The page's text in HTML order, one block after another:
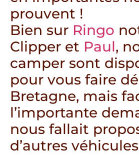
prouvent !
Bien sur Ringo
Clipper et Paul,
camper sont
pour vous faire
Bretagne, mais
l’importante
nous fallait
d’autres